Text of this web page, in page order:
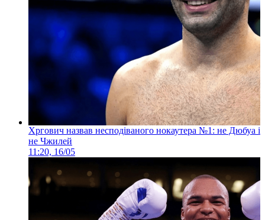
Хргович назвав несподіваного нокаутера №1: не Дюбуа і
не Чжилей
11:20, 16/05